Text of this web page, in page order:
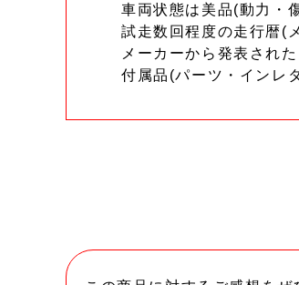
車両状態は美品(動力・
試走数回程度の走行暦(
メーカーから発表され
付属品(パーツ・インレ